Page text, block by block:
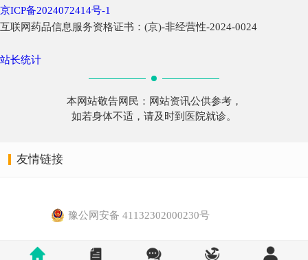
京ICP备2024072414号-1
互联网药品信息服务资格证书：(京)-非经营性-2024-0024
站长统计
本网站敬告网民：网站资讯公供参考，
如若身体不适，请及时到医院就诊。
友情链接
豫公网安备 41132302000230号